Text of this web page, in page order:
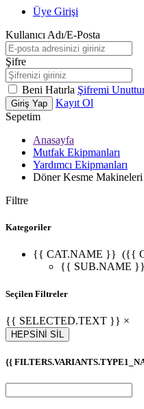
Üye Girişi
Kullanıcı Adı/E-Posta
Şifre
Beni Hatırla Şifremi
Giriş Yap
Kayıt Ol
Sepetim
Anasayfa
Mutfak Ekipmanları
Yardımcı Ekipmanları
Döner Kesme Makineleri
Filtre
Kategoriler
{{ CAT.NAME }} ({{
{{ SUB.NAME }}
Seçilen Filtreler
{{ SELECTED.TEXT }} ×
HEPSİNİ SİL
{{